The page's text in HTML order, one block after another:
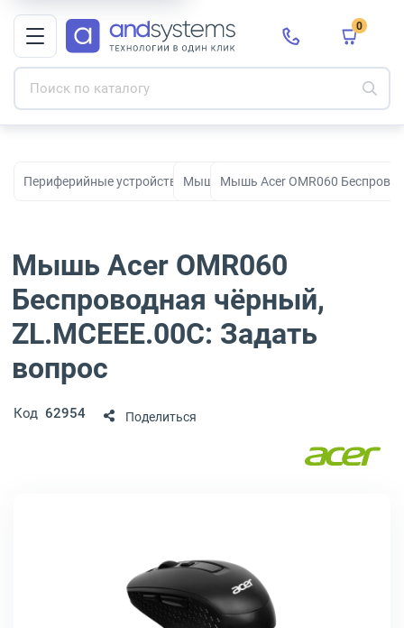
0
Периферийные устройства для рабочих мест, офиса и дома
МышиМышь Acer OMR060
Мышь Acer OMR060
Беспроводная чёрный,
ZL.MCEEE.00C: Задать
вопрос
Код 62954 Поделиться